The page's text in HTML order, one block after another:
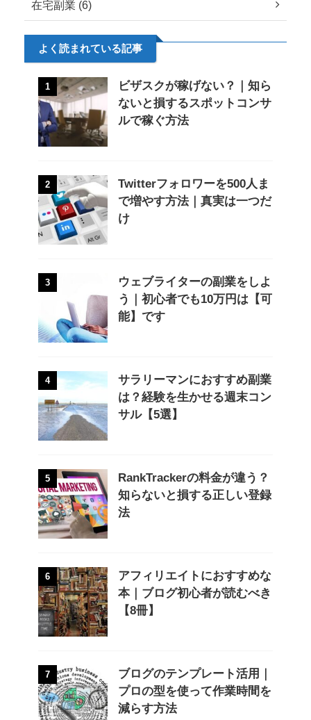
在宅副業 (6)
よく読まれている記事
1
ビザスクが稼げない？｜知ら
ないと損するスポットコンサ
ルで稼ぐ方法
2
Twitterフォロワーを500人ま
で増やす方法｜真実は一つだ
け
3
ウェブライターの副業をしよ
う｜初心者でも10万円は【可
能】です
4
サラリーマンにおすすめ副業
は？経験を生かせる週末コン
サル【5選】
5
RankTrackerの料金が違う？
知らないと損する正しい登録
法
6
アフィリエイトにおすすめな
本｜ブログ初心者が読むべき
【8冊】
7
ブログのテンプレート活用｜
プロの型を使って作業時間を
減らす方法